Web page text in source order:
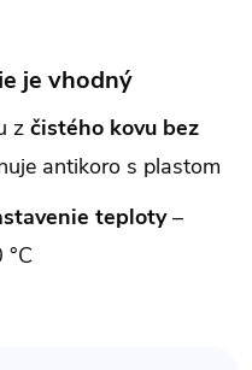
je vhodný
z čistého kovu bez
antikoro s plastom
teploty–